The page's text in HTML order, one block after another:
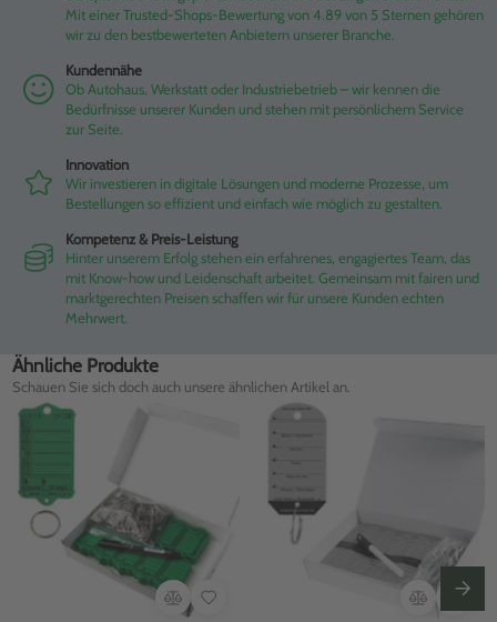
Mit einer Trusted-Shops-Bewertung von 4.89 von 5 Sternen gehören
wir zu den bestbewerteten Anbietern unserer Branche.
Kundennähe
Ob Autohaus, Werkstatt oder Industriebetrieb – wir kennen die
Bedürfnisse unserer Kunden und stehen mit persönlichem Service
zur Seite.
Innovation
Wir investieren in digitale Lösungen und moderne Prozesse, um
Bestellungen so effizient und einfach wie möglich zu gestalten.
Kompetenz & Preis-Leistung
Hinter unserem Erfolg stehen ein erfahrenes, engagiertes Team, das
mit Know-how und Leidenschaft arbeitet. Gemeinsam mit fairen und
marktgerechten Preisen schaffen wir für unsere Kunden echten
Mehrwert.
Ähnliche Produkte
Schauen Sie sich doch auch unsere ähnlichen Artikel an.